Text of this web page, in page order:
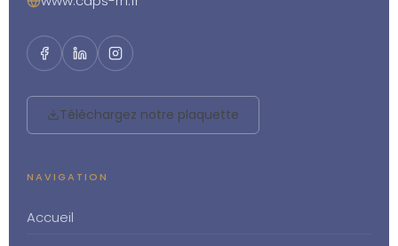
Téléchargez notre plaquette
NAVIGATION
Accueil